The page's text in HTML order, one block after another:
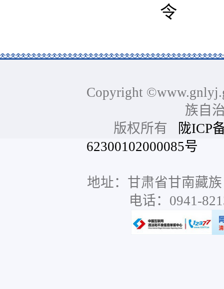
令
Copyright
族自
版权所有
陇ICP
62300102000085号
地址：甘肃省甘南藏
电话：0941-